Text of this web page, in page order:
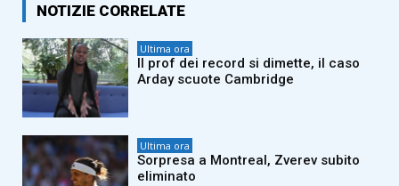
NOTIZIE CORRELATE
Ultima ora
Il prof dei record si dimette, il caso
Arday scuote Cambridge
Ultima ora
Sorpresa a Montreal, Zverev subito
eliminato